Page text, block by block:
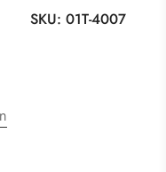
SKU: 01T-4007